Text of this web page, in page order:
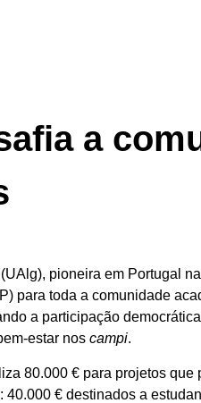
a
pioneira em Portugal
para toda a comunidade
a participação
estar noscampi.
80.000 € para projetos que
40.000 € destinados a